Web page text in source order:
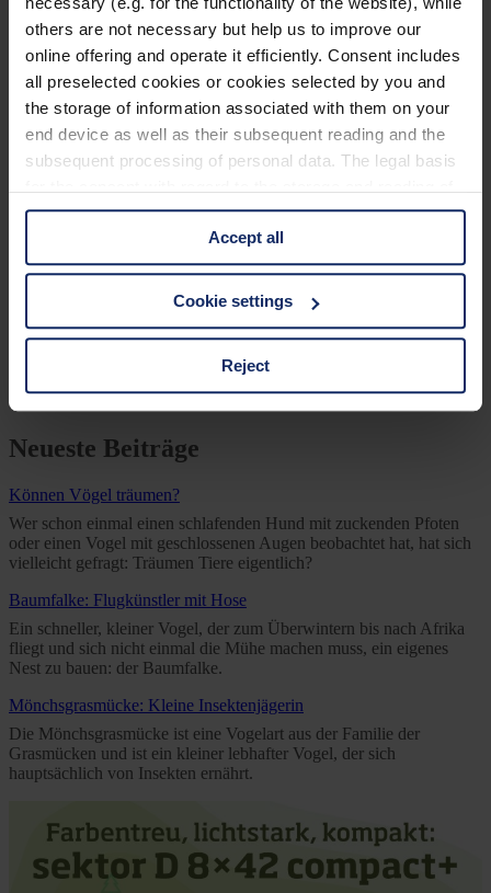
others are not necessary but help us to improve our
online offering and operate it efficiently. Consent includes
all preselected cookies or cookies selected by you and
the storage of information associated with them on your
end device as well as their subsequent reading and the
subsequent processing of personal data. The legal basis
information is Art. 25 para. 1 TDDDG and with regard to
the processing of personal data Art. 6 para. 1 lit. a
GDPR. We also use cookies from third-party providers.
You can find a list of cookies under "Details". In these
third countries, in particular to the U.S.A.
clicking on the "Accept all" button or change your mind by
time and deselect cookies at any time (in the Privacy
Policy and in the footer of our website).
rights can be found in ourPrivacy Policy
Accept all
Cookie settings
Reject
Bronzekiebitz – Regenpfeifer mit charakteristischem
Ruf
Next Post
Terekwasserläufer – Kleiner Kämpfer mit langem
Schnabel
Kategorien
Ausrüstung
Reisen
Tier des Monats
Neueste Beiträge
Können Vögel träumen?
Wer schon einmal einen schlafenden Hund mit zuckenden Pfoten
oder einen Vogel mit geschlossenen Augen beobachtet hat, hat sich
vielleicht gefragt: Träumen Tiere eigentlich?
Baumfalke: Flugkünstler mit Hose
Ein schneller, kleiner Vogel, der zum Überwintern bis nach Afrika
fliegt und sich nicht einmal die Mühe machen muss, ein eigenes
Nest zu bauen: der Baumfalke.
Mönchsgrasmücke: Kleine Insektenjägerin
Die Mönchsgrasmücke ist eine Vogelart aus der Familie der
Grasmücken und ist ein kleiner lebhafter Vogel, der sich
hauptsächlich von Insekten ernährt.